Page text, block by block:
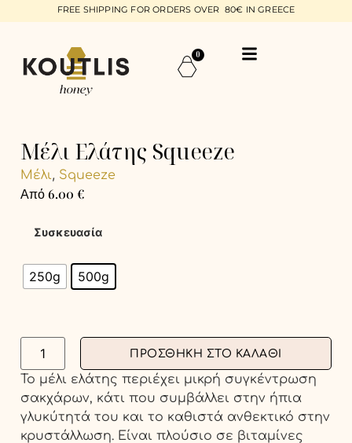
FREE SHIPPING FOR ORDERS OVER 80€ IN GREECE
0
Μέλι Ελάτης Squeeze
Μέλι, Squeeze
Από6.00€
Συσκευασία
250g 500g
ΠΡΟΣΘΉΚΗ ΣΤΟ ΚΑΛΆΘΙ
Το μέλι ελάτης περιέχει μικρή συγκέντρωση
σακχάρων, κάτι που συμβάλλει στην ήπια
γλυκύτητά του και το καθιστά ανθεκτικό στην
κρυστάλλωση. Είναι πλούσιο σε βιταμίνες